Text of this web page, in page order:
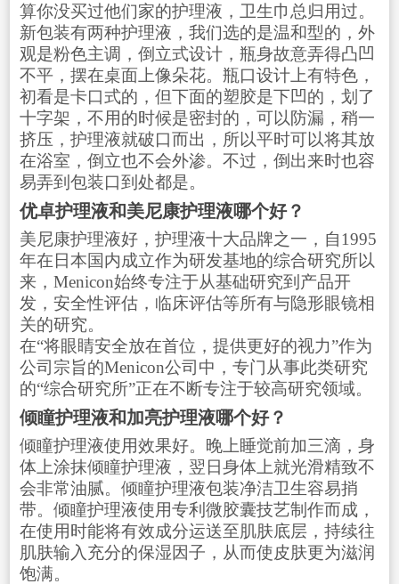
算你没买过他们家的护理液，卫生巾总归用过。
新包装有两种护理液，我们选的是温和型的，外
观是粉色主调，倒立式设计，瓶身故意弄得凸凹
不平，摆在桌面上像朵花。瓶口设计上有特色，
初看是卡口式的，但下面的塑胶是下凹的，划了
十字架，不用的时候是密封的，可以防漏，稍一
挤压，护理液就破口而出，所以平时可以将其放
在浴室，倒立也不会外渗。不过，倒出来时也容
易弄到包装口到处都是。
优卓护理液和美尼康护理液哪个好？
美尼康护理液好，护理液十大品牌之一，自1995
年在日本国内成立作为研发基地的综合研究所以
来，Menicon始终专注于从基础研究到产品开
发，安全性评估，临床评估等所有与隐形眼镜相
关的研究。
在“将眼睛安全放在首位，提供更好的视力”作为
公司宗旨的Menicon公司中，专门从事此类研究
的“综合研究所”正在不断专注于较高研究领域。
倾瞳护理液和加亮护理液哪个好？
倾瞳护理液使用效果好。晚上睡觉前加三滴，身
体上涂抹倾瞳护理液，翌日身体上就光滑精致不
会非常油腻。倾瞳护理液包装净洁卫生容易捎
带。倾瞳护理液使用专利微胶囊技艺制作而成，
在使用时能将有效成分运送至肌肤底层，持续往
肌肤输入充分的保湿因子，从而使皮肤更为滋润
饱满。